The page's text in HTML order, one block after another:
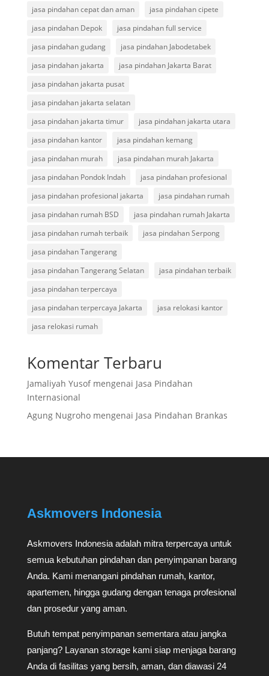
jasa pindahan cepat dan aman
jasa pindahan cipete
jasa pindahan Depok
jasa pindahan full service
jasa pindahan gudang
jasa pindahan Jabodetabek
jasa pindahan jakarta
jasa pindahan Jakarta Barat
jasa pindahan jakarta pusat
jasa pindahan jakarta selatan
jasa pindahan jakarta timur
jasa pindahan jakarta utara
jasa pindahan kantor
jasa pindahan kemang
jasa pindahan murah
jasa pindahan murah Jakarta
jasa pindahan Pondok Indah
jasa pindahan profesional
jasa pindahan profesional jakarta
jasa pindahan rumah
jasa pindahan rumah BSD
jasa pindahan rumah Jakarta
jasa pindahan rumah terbaik
jasa pindahan Serpong
jasa pindahan Tangerang
jasa pindahan Tangerang Selatan
jasa pindahan terbaik
jasa pindahan terpercaya
jasa pindahan terpercaya Jakarta
jasa relokasi kantor
jasa relokasi rumah
Komentar Terbaru
Jamaliyah Yusofmengenai Jasa Pindahan
Internasional
Agung Nugrohomengenai Jasa Pindahan Brankas
Askmovers Indonesia
Askmovers Indonesia adalah mitra terpercaya untuk
semua kebutuhan pindahan dan penyimpanan barang
Anda. Kami menangani pindahan rumah, kantor,
apartemen, hingga gudang dengan tenaga profesional
dan prosedur yang aman.
Butuh tempat penyimpanan sementara atau jangka
panjang? Layanan storage kami siap menjaga barang
Anda di fasilitas yang bersih, aman, dan diawasi 24